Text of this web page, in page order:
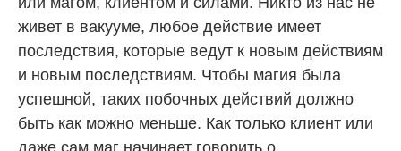
живет в вакууме, любое действие имеет
последствия, которые ведут к новым действиям
и новым последствиям. Чтобы магия была
успешной, таких побочных действий должно
быть как можно меньше. Как только клиент или
даже сам маг начинает говорить о